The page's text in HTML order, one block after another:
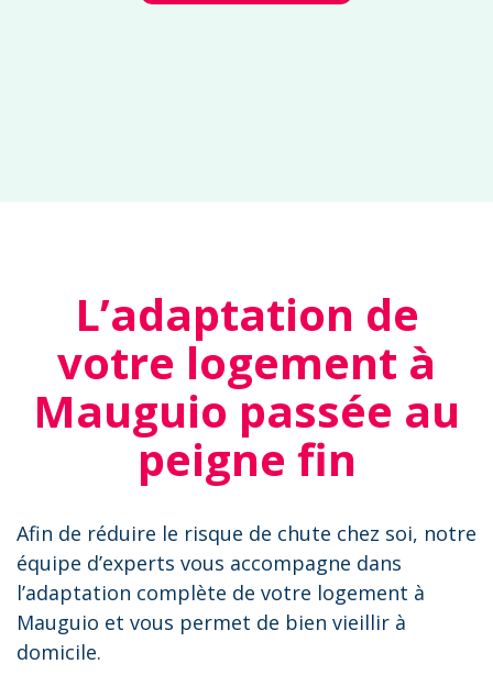
L’adaptation de
votre logement à
Mauguio passée au
peigne fin
Afin de réduire le risque de chute chez soi, notre
équipe d’experts vous accompagne dans
l’adaptation complète de votre logement à
Mauguio et vous permet de bien vieillir à
domicile.